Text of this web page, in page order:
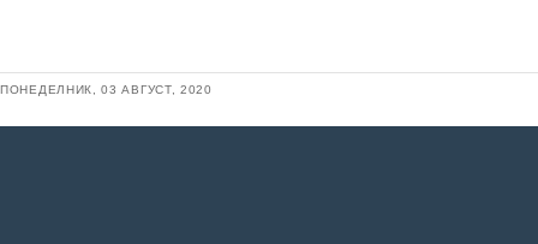
ПОНЕДЕЛНИК, 03 АВГУСТ, 2020